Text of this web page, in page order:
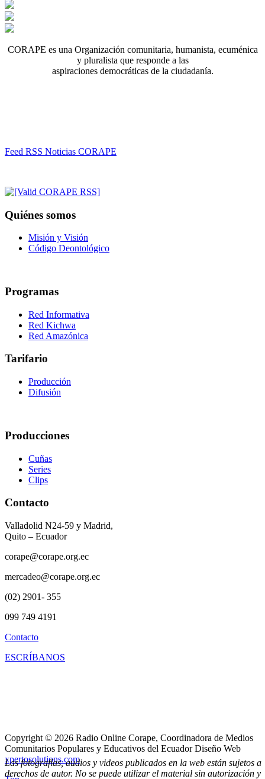
Las fotografías, audios y videos publicados en la web están sujetos a
derechos de autor. No se puede utilizar el material sin autorización y
CORAPE es una Organización comunitaria, humanista, ecuménica
y pluralista que responde a las
aspiraciones democráticas de la ciudadanía.
Feed RSS Noticias CORAPE
Quiénes somos
Misión y Visión
Código Deontológico
Programas
Red Informativa
Red Kichwa
Red Amazónica
Tarifario
Producción
Difusión
Producciones
Cuñas
Series
Clips
Contacto
Valladolid N24-59 y Madrid,
Quito – Ecuador
corape@corape.org.ec
mercadeo@corape.org.ec
(02) 2901- 355
099 749 4191
Contacto
ESCRÍBANOS
Copyright © 2026 Radio Online Corape, Coordinadora de Medios
Comunitarios Populares y Educativos del Ecuador Diseño Web
xpertosolutions.com